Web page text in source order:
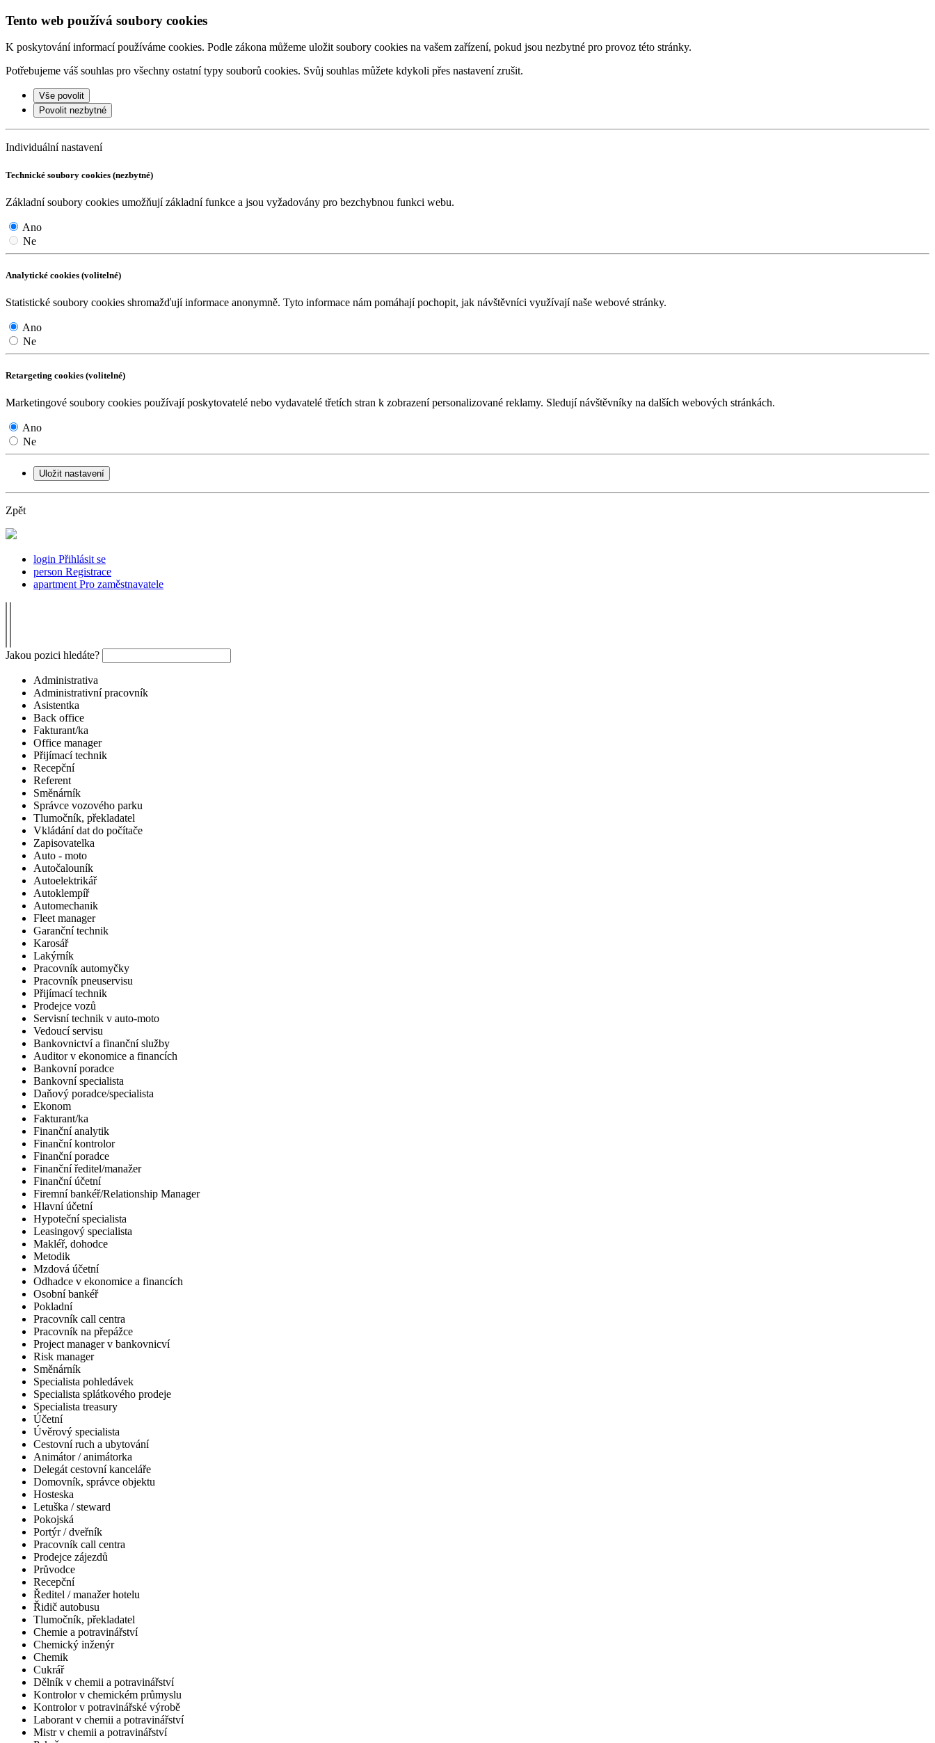
Tento web používá soubory cookies
K poskytování informací používáme cookies. Podle zákona můžeme uložit soubory cookies na vašem zařízení, pokud jsou nezbytné pro provoz této stránky.
Potřebujeme váš souhlas pro všechny ostatní typy souborů cookies. Svůj souhlas můžete kdykoli přes nastavení zrušit.
Vše povolit
Povolit nezbytné
Individuální nastavení
Technické soubory cookies (nezbytné)
Základní soubory cookies umožňují základní funkce a jsou vyžadovány pro bezchybnou funkci webu.
Ano
Ne
Analytické cookies (volitelné)
Statistické soubory cookies shromažďují informace anonymně. Tyto informace nám pomáhají pochopit, jak návštěvníci využívají naše webové stránky.
Ano
Ne
Retargeting cookies (volitelné)
Marketingové soubory cookies používají poskytovatelé nebo vydavatelé třetích stran k zobrazení personalizované reklamy. Sledují návštěvníky na dalších webových stránkách.
Ano
Ne
Uložit nastavení
Zpět
login Přihlásit se
person Registrace
apartmentPro zaměstnavatele
Jakou pozici hledáte?
Administrativa
Administrativní pracovník
Asistentka
Back office
Fakturant/ka
Office manager
Přijímací technik
Recepční
Referent
Směnárník
Správce vozového parku
Tlumočník, překladatel
Vkládání dat do počítače
Zapisovatelka
Auto - moto
Autočalouník
Autoelektrikář
Autoklempíř
Automechanik
Fleet manager
Garanční technik
Karosář
Lakýrník
Pracovník automyčky
Pracovník pneuservisu
Přijímací technik
Prodejce vozů
Servisní technik v auto-moto
Vedoucí servisu
Bankovnictví a finanční služby
Auditor v ekonomice a financích
Bankovní poradce
Bankovní specialista
Daňový poradce/specialista
Ekonom
Fakturant/ka
Finanční analytik
Finanční kontrolor
Finanční poradce
Finanční ředitel/manažer
Finanční účetní
Firemní bankéř/Relationship Manager
Hlavní účetní
Hypoteční specialista
Leasingový specialista
Makléř, dohodce
Metodik
Mzdová účetní
Odhadce v ekonomice a financích
Osobní bankéř
Pokladní
Pracovník call centra
Pracovník na přepážce
Project manager v bankovnicví
Risk manager
Směnárník
Specialista pohledávek
Specialista splátkového prodeje
Specialista treasury
Účetní
Úvěrový specialista
Cestovní ruch a ubytování
Animátor / animátorka
Delegát cestovní kanceláře
Domovník, správce objektu
Hosteska
Letuška / steward
Pokojská
Portýr / dveřník
Pracovník call centra
Prodejce zájezdů
Průvodce
Recepční
Ředitel / manažer hotelu
Řidič autobusu
Tlumočník, překladatel
Chemie a potravinářství
Chemický inženýr
Chemik
Cukrář
Dělník v chemii a potravinářství
Kontrolor v chemickém průmyslu
Kontrolor v potravinářské výrobě
Laborant v chemii a potravinářství
Mistr v chemii a potravinářství